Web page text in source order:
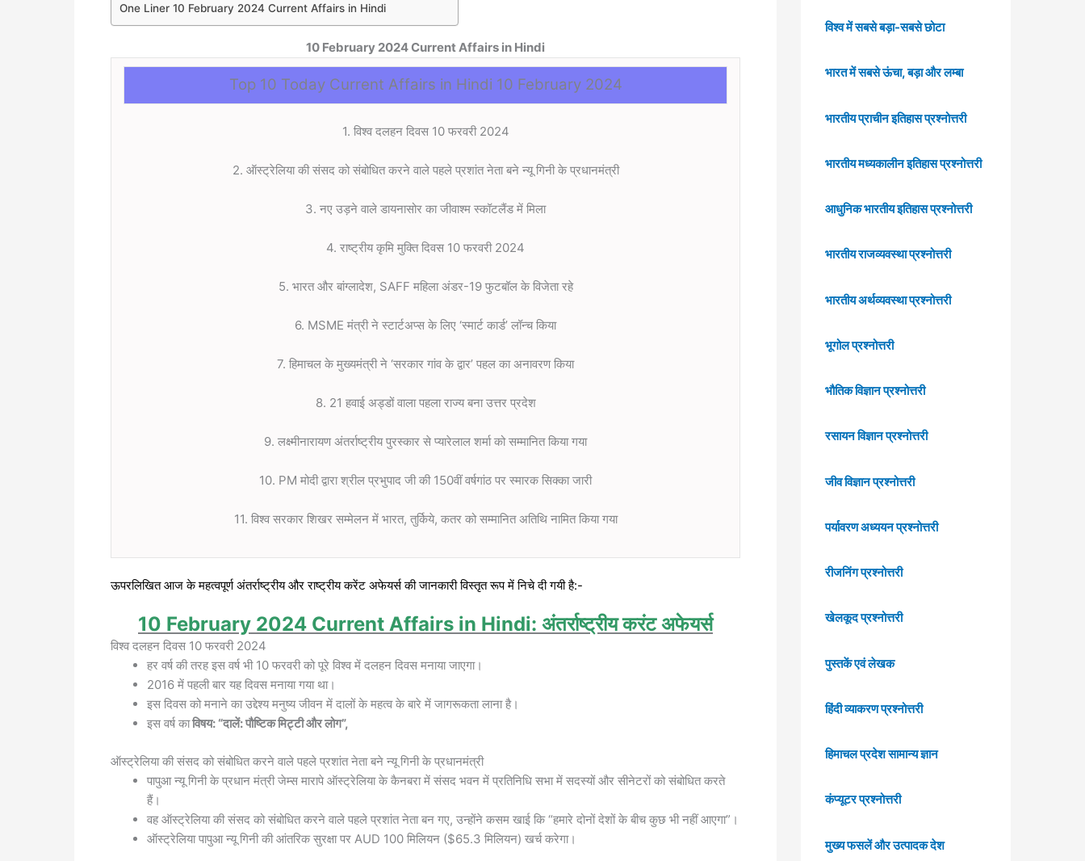
One Liner 10 February 2024 Current Affairs in Hindi
10 February 2024Current Affairs in Hindi
Top 10 Today Current Affairs in Hindi 10 February 2024
1. विश्व दलहन दिवस 10 फरवरी 2024
2. ऑस्ट्रेलिया की संसद को संबोधित करने वाले पहले प्रशांत नेता बने न्यू गिनी के प्रधानमंत्री
3. नए उड़ने वाले डायनासोर का जीवाश्म स्कॉटलैंड में मिला
4. राष्ट्रीय कृमि मुक्ति दिवस 10 फरवरी 2024
5. भारत और बांग्लादेश, SAFF महिला अंडर-19 फुटबॉल के विजेता रहे
6. MSME मंत्री ने स्टार्टअप्स के लिए ‘स्मार्ट कार्ड’ लॉन्च किया
7. हिमाचल के मुख्यमंत्री ने ‘सरकार गांव के द्वार’ पहल का अनावरण किया
8. 21 हवाई अड्डों वाला पहला राज्य बना उत्तर प्रदेश
9. लक्ष्मीनारायण अंतर्राष्ट्रीय पुरस्कार से प्यारेलाल शर्मा को सम्मानित किया गया
10. PM मोदी द्वारा श्रील प्रभुपाद जी की 150वीं वर्षगांठ पर स्मारक सिक्का जारी
11. विश्व सरकार शिखर सम्मेलन में भारत, तुर्किये, कतर को सम्मानित अतिथि नामित किया गया
ऊपरलिखित आज के महत्वपूर्ण अंतर्राष्ट्रीय और राष्ट्रीय करेंट अफेयर्स की जानकारी विस्तृत रूप में निचे दी गयी है:-
10 February 2024 Current Affairs in Hindi: अंतर्राष्ट्रीय करंट अफेयर्स
विश्व दलहन दिवस 10 फरवरी 2024
हर वर्ष की तरह इस वर्ष भी 10 फरवरी को पूरे विश्व में दलहन दिवस मनाया जाएगा।
2016 में पहली बार यह दिवस मनाया गया था।
इस दिवस को मनाने का उद्देश्य मनुष्य जीवन में दालों के महत्व के बारे में जागरूकता लाना है।
इस वर्ष काविषय: “दालें: पौष्टिक मिट्टी और लोग”,
ऑस्ट्रेलिया की संसद को संबोधित करने वाले पहले प्रशांत नेता बने न्यू गिनी के प्रधानमंत्री
पापुआ न्यू गिनी के प्रधान मंत्री जेम्स मारापे ऑस्ट्रेलिया के कैनबरा में संसद भवन में प्रतिनिधि सभा में सदस्यों और सीनेटरों को संबोधित करते
हैं।
वह ऑस्ट्रेलिया की संसद को संबोधित करने वाले पहले प्रशांत नेता बन गए, उन्होंने कसम खाई कि “हमारे दोनों देशों के बीच कुछ भी नहीं आएगा”।
ऑस्ट्रेलिया पापुआ न्यू गिनी की आंतरिक सुरक्षा पर AUD 100 मिलियन ($65.3 मिलियन) खर्च करेगा।
विश्व में सबसे बड़ा-सबसे छोटा
भारत में सबसे ऊंचा, बड़ा और लम्बा
भारतीय प्राचीन इतिहास प्रश्नोत्तरी
भारतीय मध्यकालीन इतिहास प्रश्नोत्तरी
आधुनिक भारतीय इतिहास प्रश्नोत्तरी
भारतीय राजव्यवस्था प्रश्नोत्तरी
भारतीय अर्थव्यवस्था प्रश्नोत्तरी
भूगोल प्रश्नोत्तरी
भौतिक विज्ञान प्रश्नोत्तरी
रसायन विज्ञान प्रश्नोत्तरी
जीव विज्ञान प्रश्नोत्तरी
पर्यावरण अध्ययन प्रश्नोत्तरी
रीजनिंग प्रश्नोत्तरी
खेलकूद प्रश्नोत्तरी
पुस्तकें एवं लेखक
हिंदी व्याकरण प्रश्नोत्तरी
हिमाचल प्रदेश सामान्य ज्ञान
कंप्यूटर प्रश्नोत्तरी
मुख्य फसलें और उत्पादक देश